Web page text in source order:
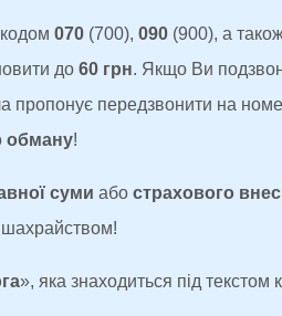
070 (700), 090 (900), а
до 60 грн. Якщо Ви
пропонує передзвонити на
обману!
суми або страхового
шахрайством!
», яка знаходиться під текстом